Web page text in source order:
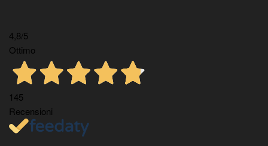
4,8/5
Ottimo
145
Recensioni